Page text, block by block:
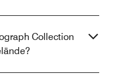
Collection